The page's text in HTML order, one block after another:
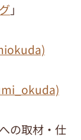
」
の取材・仕